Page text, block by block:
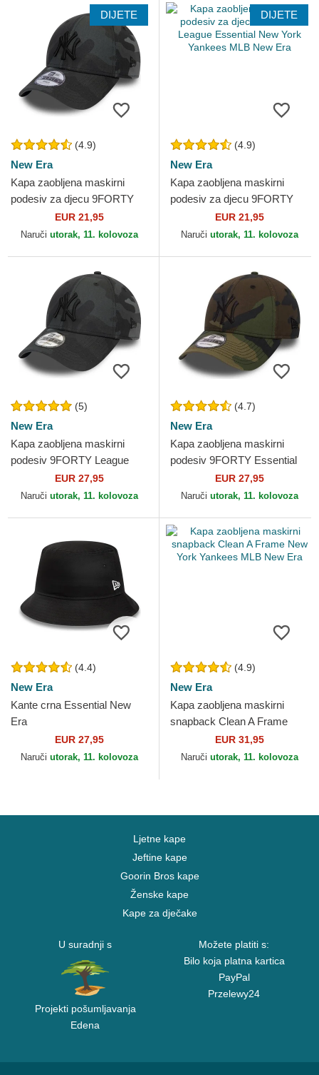
DIJETE
(4.9)
New Era
Kapa zaobljena maskirni
podesiv za djecu 9FORTY
League Essential New York
Yankees MLB New Era
EUR 21,95
Naruči utorak, 11. kolovoza
DIJETE
(4.9)
New Era
Kapa zaobljena maskirni
podesiv za djecu 9FORTY
League Essential New York
Yankees MLB New Era
EUR 21,95
Naruči utorak, 11. kolovoza
(5)
New Era
Kapa zaobljena maskirni
podesiv 9FORTY League
Essential New York Yankees
MLB New Era
EUR 27,95
Naruči utorak, 11. kolovoza
(4.7)
New Era
Kapa zaobljena maskirni
podesiv 9FORTY Essential
New York Yankees MLB New
Era
EUR 27,95
Naruči utorak, 11. kolovoza
(4.4)
New Era
Kante crna Essential New
Era
EUR 27,95
Naruči utorak, 11. kolovoza
(4.9)
New Era
Kapa zaobljena maskirni
snapback Clean A Frame
New York Yankees MLB New
Era
EUR 31,95
Naruči utorak, 11. kolovoza
Ljetne kape
Jeftine kape
Goorin Bros kape
Ženske kape
Kape za dječake
U suradnji s
Projekti pošumljavanja
Edena
Možete platiti s:
Bilo koja platna kartica
PayPal
Przelewy24